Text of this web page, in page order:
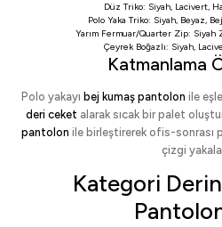
Düz Triko: Siyah, Lacivert,
Polo Yaka Triko: Siyah, Beyaz, Bej
Yarım Fermuar/Quarter Zip: Siyah
Çeyrek Boğazlı: Siyah,
Katmanlama
Polo yakayı bej kumaş pantolon ile
deri ceket alarak sıcak bir palet
pantolon ile birleştirerek ofis-sonrası
çizgi
Kategori